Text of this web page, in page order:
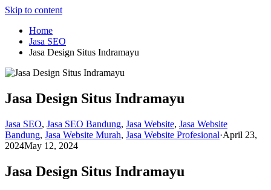
Skip to content
Home
Jasa SEO
Jasa Design Situs Indramayu
Jasa Design Situs Indramayu
Jasa SEO, Jasa SEO Bandung, Jasa Website, Jasa Website
Bandung, Jasa Website Murah, Jasa Website Profesional·April 23,
2024May 12, 2024
Jasa Design Situs Indramayu